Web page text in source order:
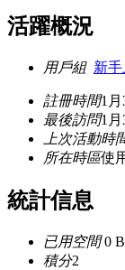
活躍概況
用戶組 新
註冊時間1月
最後訪問1月
上次活動時
所在時區使
統計信息
已用空間0 B
積分2